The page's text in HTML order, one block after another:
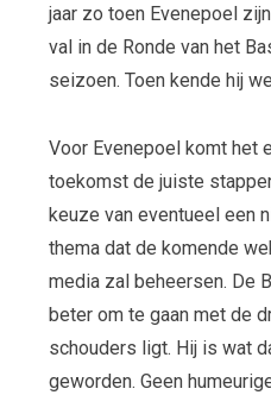
jaar zo toen Evenepoel
val in de Ronde van het
seizoen. Toen kende hij
Voor Evenepoel komt het
toekomst de juiste
keuze van eventueel een
thema dat de komende
media zal beheersen. De
beter om te gaan met de
schouders ligt. Hij is wat
geworden. Geen